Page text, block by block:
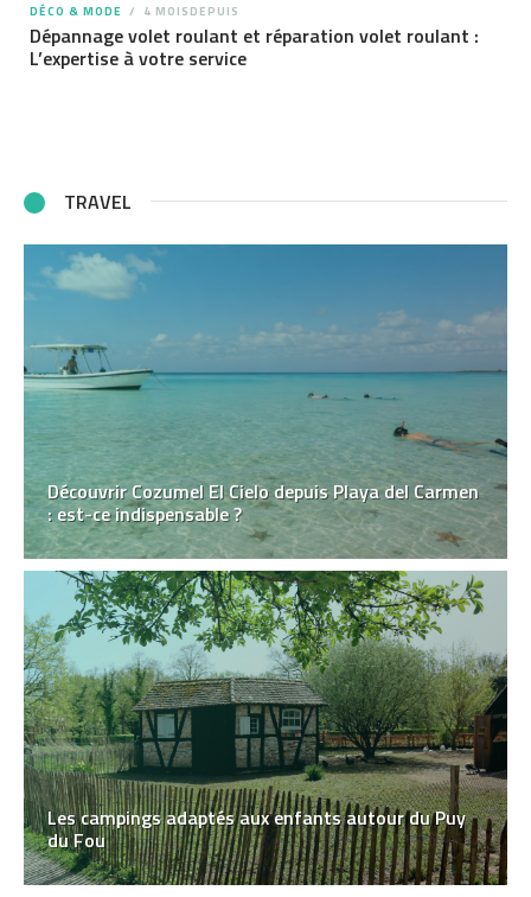
DÉCO & MODE 4 MOISDEPUIS
Dépannage volet roulant et réparation volet roulant :
L’expertise à votre service
TRAVEL
Découvrir Cozumel El Cielo depuis Playa del Carmen
: est-ce indispensable ?
Les campings adaptés aux enfants autour du Puy
du Fou